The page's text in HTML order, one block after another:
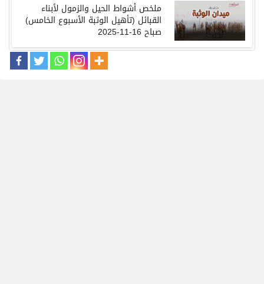
ملخص أشواط الحيل والزمول لأبناء
القبائل (تأهيل الوثبة الأسبوع الخامس)
صباح 16-11-2025